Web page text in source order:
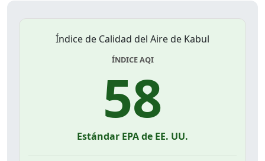
Índice de Calidad del Aire de Kabul
ÍNDICE AQI
58
Estándar EPA de EE. UU.